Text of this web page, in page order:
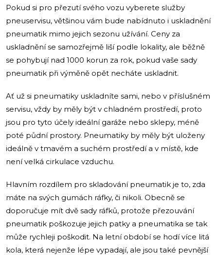
Pokud si pro přezutí svého vozu vyberete služby
pneuservisu, většinou vám bude nabídnuto i uskladnění
pneumatik mimo jejich sezonu užívání. Ceny za
uskladnění se samozřejmě liší podle lokality, ale běžně
se pohybují nad 1000 korun za rok, pokud vaše sady
pneumatik při výměně opět necháte uskladnit.
Ať už si pneumatiky uskladníte sami, nebo v příslušném
servisu, vždy by měly být v chladném prostředí, proto
jsou pro tyto účely ideální garáže nebo sklepy, méně
poté půdní prostory. Pneumatiky by měly být uloženy
ideálně v tmavém a suchém prostředí a v místě, kde
není velká cirkulace vzduchu.
Hlavním rozdílem pro skladování pneumatik je to, zda
máte na svých gumách ráfky, či nikoli. Obecně se
doporučuje mít dvě sady ráfků, protože přezouvání
pneumatik poškozuje jejich patky a pneumatika se tak
může rychleji poškodit. Na letní období se hodí více litá
kola, která nejenže lépe vypadají, ale jsou také pevnější